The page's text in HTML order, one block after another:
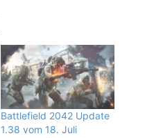
Battlefield 2042 Update
1.38 vom 18. Juli